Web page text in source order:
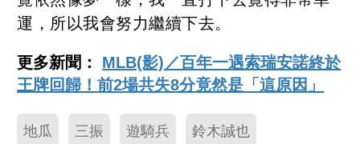
運，所以我會努力繼續下去。
更多新聞： MLB(影)／百年一遇索瑞安諾終於
王牌回歸！前2場共失8分竟然是「這原因」
地瓜 三振 遊騎兵 鈴木誠也